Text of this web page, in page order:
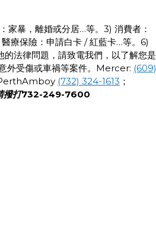
家暴，離婚或分居…等。3) 消費者：
療保險：申請白卡 / 紅藍卡…等。6)
法律問題，請致電我們，以了解您是
外受傷或車禍等案件。Mercer: (609)
(732) 324-1613 ；
撥打732-249-7600